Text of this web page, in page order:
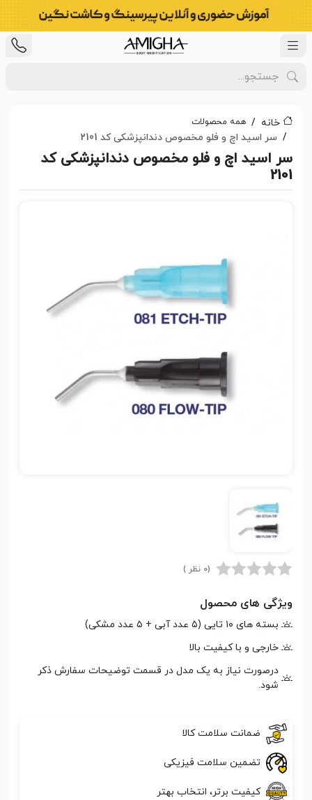
خانه همه محصولات
سر اسید اچ و فلو مخصوص دندانپزشکی کد 2101
سر اسید اچ و فلو مخصوص دندانپزشکی کد
2101
(0 نظر )
ویژگی های محصول
بسته های ۱۰ تایی (۵ عدد آبی + ۵ عدد مشکی)
خارجی و با کیفیت بالا
درصورت نیاز به یک مدل در قسمت توضیحات سفارش ذکر
شود.
ضمانت سلامت کالا
تضمین سلامت فیزیکی
کیفیت برتر، انتخاب بهتر